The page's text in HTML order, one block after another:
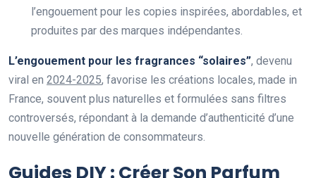
l’engouement pour les copies inspirées, abordables, et
produites par des marques indépendantes.
L’engouement pour les fragrances “solaires”, devenu
viral en 2024-2025, favorise les créations locales, made in
France, souvent plus naturelles et formulées sans filtres
controversés, répondant à la demande d’authenticité d’une
nouvelle génération de consommateurs.
Guides DIY : Créer Son Parfum